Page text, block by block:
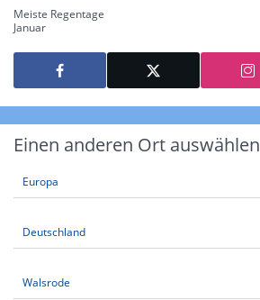
Meiste Regentage
Januar
Einen anderen Ort auswählen